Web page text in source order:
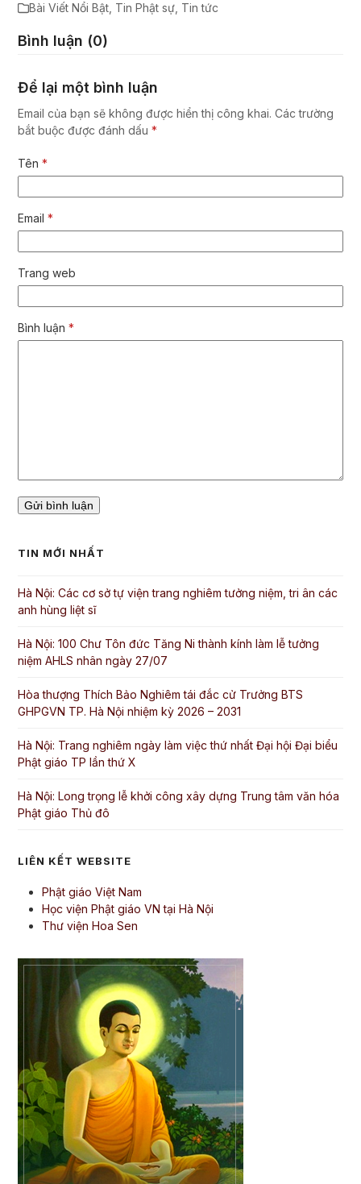
Bài Viết Nổi Bật Tin Phật sự Tin tức
Bình luận (0)
Để lại một bình luận
Email của bạn sẽ không được hiển thị công khai. Các trường
bắt buộc được đánh dấu*
Tên*
Email*
Trang web
Bình luận*
TIN MỚI NHẤT
Hà Nội: Các cơ sở tự viện trang nghiêm tưởng niệm, tri ân các
anh hùng liệt sĩ
Hà Nội: 100 Chư Tôn đức Tăng Ni thành kính làm lễ tưởng
niệm AHLS nhân ngày 27/07
Hòa thượng Thích Bảo Nghiêm tái đắc cử Trưởng BTS
GHPGVN TP. Hà Nội nhiệm kỳ 2026 – 2031
Hà Nội: Trang nghiêm ngày làm việc thứ nhất Đại hội Đại biểu
Phật giáo TP lần thứ X
Hà Nội: Long trọng lễ khởi công xây dựng Trung tâm văn hóa
Phật giáo Thủ đô
LIÊN KẾT WEBSITE
Phật giáo Việt Nam
Học viện Phật giáo VN tại Hà Nội
Thư viện Hoa Sen